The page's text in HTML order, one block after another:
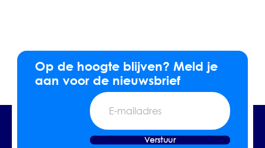
Op de hoogte blijven? Meld je
aan voor de nieuwsbrief
E-
mailadres
Verstuur